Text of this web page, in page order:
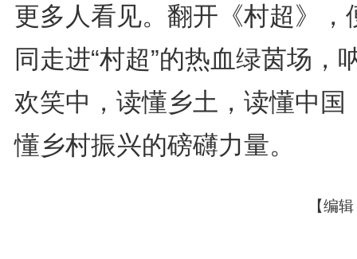
更多人看见。翻开《村超》，
同走进“村超”的热血绿茵场，
欢笑中，读懂乡土，读懂中国
懂乡村振兴的磅礴力量。
【编